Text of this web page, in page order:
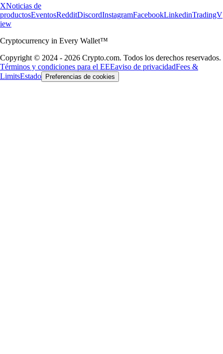
XNoticias de
productosEventosRedditDiscordInstagramFacebookLinkedinTradingV
iew
Cryptocurrency in Every Wallet™
Copyright © 2024 - 2026 Crypto.com. Todos los derechos reservados.
Términos y condiciones para el EEEaviso de privacidadFees &
LimitsEstado Preferencias de cookies